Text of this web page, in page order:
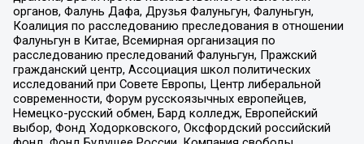
органов, Фалунь Дафа, Друзья Фалуньгун, Фалуньгун,
Коалиция по расследованию преследования в отношении
Фалуньгун в Китае, Всемирная организация по
расследованию преследований Фалуньгун, Пражский
гражданский центр, Ассоциация школ политических
исследований при Совете Европы, Центр либеральной
современности, Форум русскоязычных европейцев,
Немецко-русский обмен, Бард колледж, Европейский
выбор, Фонд Ходорковского, Оксфордский российский